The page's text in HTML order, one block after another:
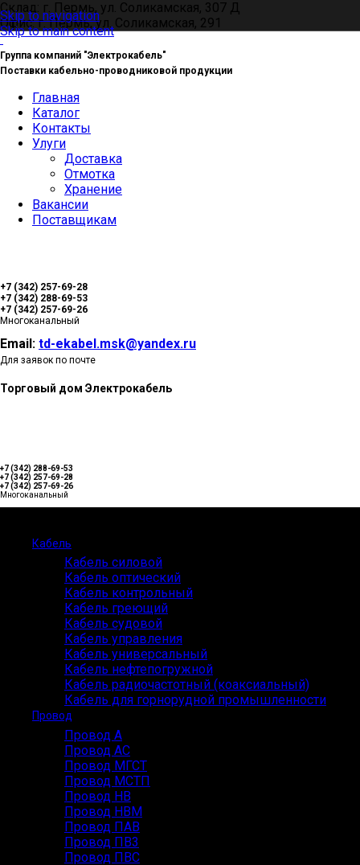
Skip to navigation
Skip to main content
Склад: г. Пермь, ул. Соликамская, 307 Д
Офис: г. Пермь, ул. Соликамская, 291
Группа компаний "Электрокабель"
Поставки кабельно-проводниковой продукции
Главная
Каталог
Контакты
Улуги
Доставка
Отмотка
Хранение
Вакансии
Поставщикам
+7 (342) 257-69-28
+7 (342) 288-69-53
+7 (342) 257-69-26
Многоканальный
Email: td-ekabel.msk@yandex.ru
Для заявок по почте
Торговый дом Электрокабель
+7 (342) 288-69-53
+7 (342) 257-69-28
+7 (342) 257-69-26
Многоканальный
Кабель
Кабель силовой
Кабель оптический
Кабель контрольный
Кабель греющий
Кабель судовой
Кабель управления
Кабель универсальный
Кабель нефтепогружной
Кабель радиочастотный (коаксиальный)
Кабель для горнорудной промышленности
Провод
Провод А
Провод АС
Провод МГСТ
Провод МСТП
Провод НВ
Провод НВМ
Провод ПАВ
Провод ПВ3
Провод ПВС